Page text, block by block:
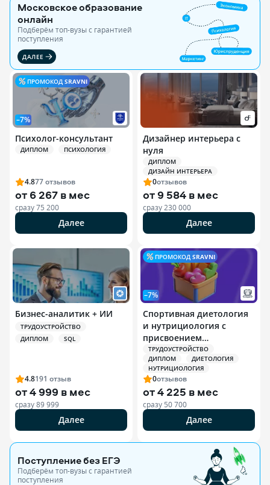
Московское образование
онлайн
Подберём топ-вузы c гарантией
поступления
ДАЛЕЕ
ПРОМОКОД SRAVNI
–7%
Психолог-консультант
ДИПЛОМ ПСИХОЛОГИЯ
4.877отзывов
от 6 267 в мес
сразу75 200
Далее
Дизайнер интерьера с
нуля
ДИПЛОМ
ДИЗАЙН ИНТЕРЬЕРА
0отзывов
от9 584 в мес
сразу 230 000
Далее
Бизнес-аналитик + ИИ
ТРУДОУСТРОЙСТВО
ДИПЛОМ
SQL
4.8191 отзыв
от4 999 в мес
сразу89 999
Далее
ПРОМОКОД SRAVNI
–7%
Спортивная диетология
и нутрициология с
присвоением
квалификации
Специалист по
спортивной
нутрициологии
ТРУДОУСТРОЙСТВО
ДИПЛОМ
ДИЕТОЛОГИЯ
НУТРИЦИОЛОГИЯ
0отзывов
от4 225 в мес
сразу 50 700
Далее
Поступление без ЕГЭ
Подберём топ-вузы c гарантией
поступления